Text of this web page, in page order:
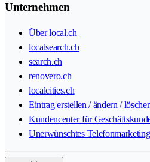
Unternehmen
Über local.ch
localsearch.ch
search.ch
renovero.ch
localcities.ch
Eintrag erstellen / ändern /
Kundencenter für
Unerwünschtes Telefonmarketing